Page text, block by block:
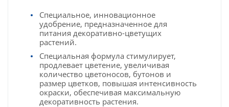
Специальное, инновационное
удобрение, предназначенное для
питания декоративно-цветущих
растений.
Специальная формула стимулирует,
продлевает цветение, увеличивая
количество цветоносов, бутонов и
размер цветков, повышая интенсивность
окраски, обеспечивая максимальную
декоративность растения.